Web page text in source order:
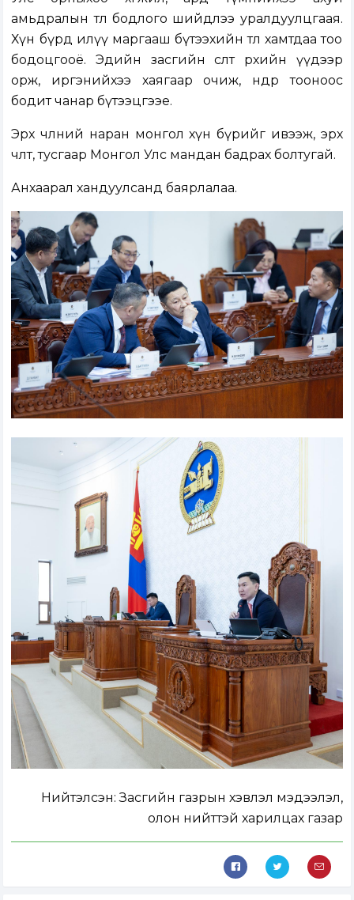
амьдралын төлөө бодлого шийдлээ уралдуулцгаая.
Хүн бүрд илүү маргааш бүтээхийн төлөө хамтдаа тоо
бодоцгооё. Эдийн засгийн өсөлт өрхийн үүдээр
орж, иргэнийхээ хаягаар очиж, өндөр тооноос
бодит чанар бүтээцгээе.
Эрх чөлөөний наран монгол хүн бүрийг ивээж, эрх
чөлөөт, тусгаар Монгол Улс мандан бадрах болтугай.
Анхаарал хандуулсанд баярлалаа.
Нийтэлсэн:Засгийн газрын хэвлэл мэдээлэл,
олон нийттэй харилцах газар